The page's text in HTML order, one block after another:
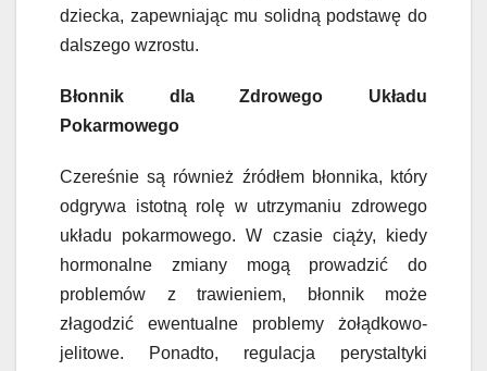
dziecka, zapewniając mu solidną podstawę do
dalszego wzrostu.
Błonnik dla Zdrowego Układu
Pokarmowego
Czereśnie są również źródłem błonnika, który
odgrywa istotną rolę w utrzymaniu zdrowego
układu pokarmowego. W czasie ciąży, kiedy
hormonalne zmiany mogą prowadzić do
problemów z trawieniem, błonnik może
złagodzić ewentualne problemy żołądkowo-
jelitowe. Ponadto, regulacja perystaltyki